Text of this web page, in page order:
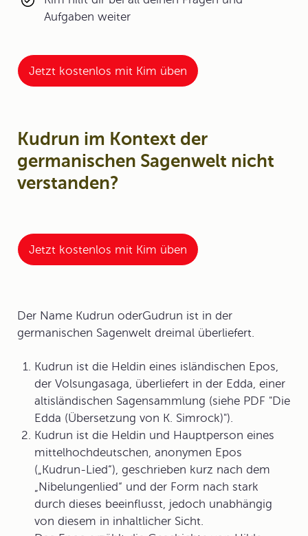
Aufgaben weiter
Jetzt kostenlos mit Kim üben
Kudrun im Kontext der
germanischen Sagenwelt nicht
verstanden?
Jetzt kostenlos mit Kim üben
Der Name Kudrun oderGudrun ist in der
germanischen Sagenwelt dreimal überliefert.
Kudrun ist die Heldin eines isländischen Epos,
der Volsungasaga, überliefert in der Edda, einer
altisländischen Sagensammlung (siehe PDF "Die
Edda (Übersetzung von K. Simrock)").
Kudrun ist die Heldin und Hauptperson eines
mittelhochdeutschen, anonymen Epos
(„Kudrun-Lied“), geschrieben kurz nach dem
„Nibelungenlied“ und der Form nach stark
durch dieses beeinflusst, jedoch unabhängig
von diesem in inhaltlicher Sicht.